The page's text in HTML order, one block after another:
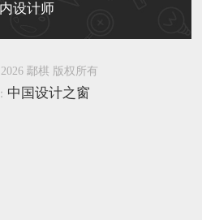
用户作品已成功备案！
用户作品已成功备案！
用户作品已成功备案！
设计师
鄢棋 版权所有
中国设计之窗